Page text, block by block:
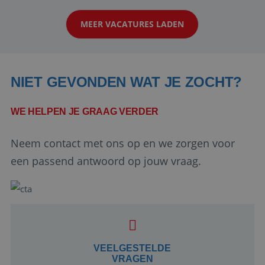
klanten te overtuigen om die droomreis te
boeken! ...
MEER VACATURES LADEN
NIET GEVONDEN WAT JE ZOCHT?
WE HELPEN JE GRAAG VERDER
Neem contact met ons op en we zorgen voor
een passend antwoord op jouw vraag.
VEELGESTELDE
VRAGEN
Google Privacy Policy